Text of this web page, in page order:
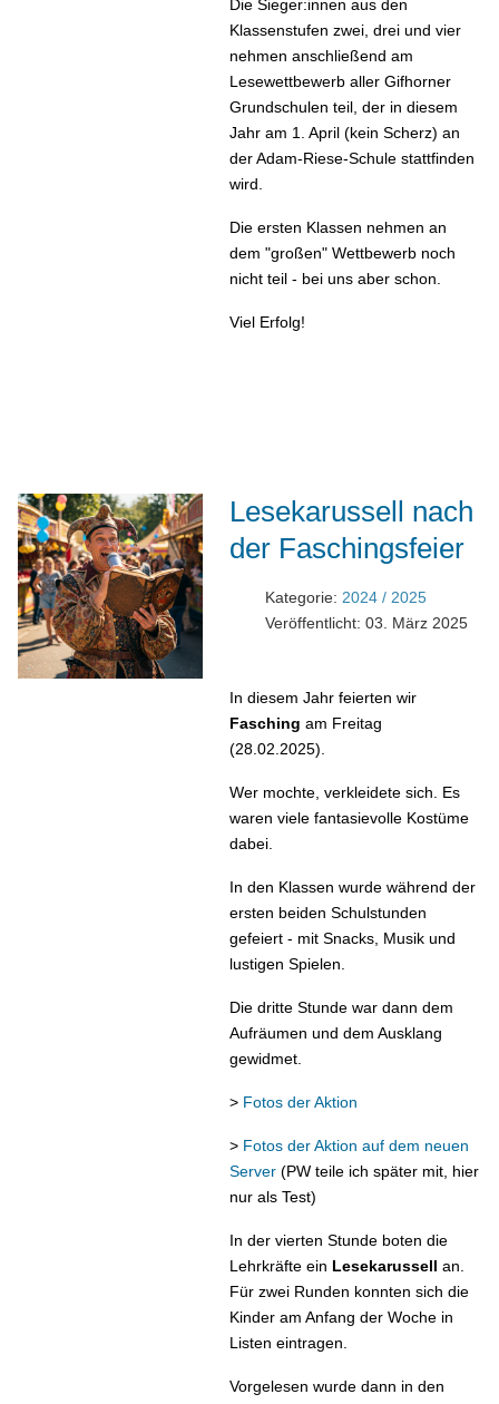
Die Sieger:innen aus den
Klassenstufen zwei, drei und vier
nehmen anschließend am
Lesewettbewerb aller Gifhorner
Grundschulen teil, der in diesem
Jahr am 1. April (kein Scherz) an
der Adam-Riese-Schule stattfinden
wird.
Die ersten Klassen nehmen an
dem "großen" Wettbewerb noch
nicht teil - bei uns aber schon.
Viel Erfolg!
Lesekarussell nach
der Faschingsfeier
Kategorie: 2024 / 2025
Veröffentlicht: 03. März 2025
In diesem Jahr feierten wir
Faschingam Freitag
(28.02.2025).
Wer mochte, verkleidete sich. Es
waren viele fantasievolle Kostüme
dabei.
In den Klassen wurde während der
ersten beiden Schulstunden
gefeiert - mit Snacks, Musik und
lustigen Spielen.
Die dritte Stunde war dann dem
Aufräumen und dem Ausklang
gewidmet.
> Fotos der Aktion
> Fotos der Aktion auf dem neuen
Server (PW teile ich später mit, hier
nur als Test)
In der vierten Stunde boten die
Lehrkräfte ein Lesekarussellan.
Für zwei Runden konnten sich die
Kinder am Anfang der Woche in
Listen eintragen.
Vorgelesen wurde dann in den